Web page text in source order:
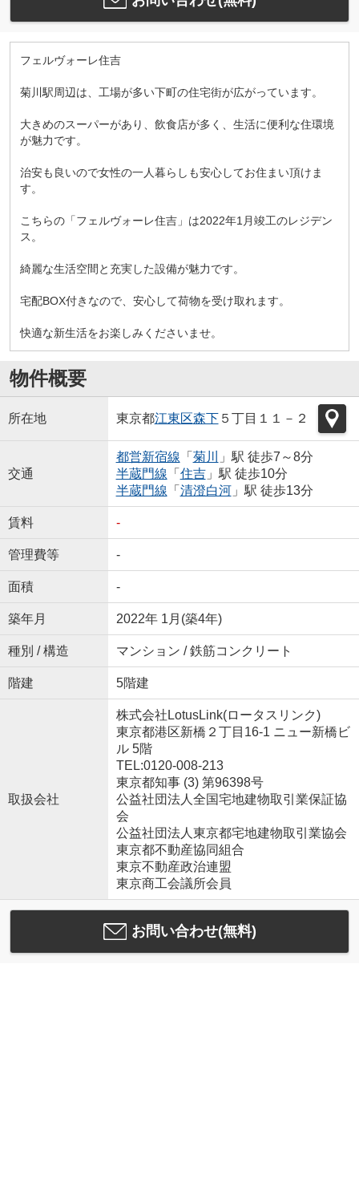
フェルヴォーレ住吉
菊川駅周辺は、工場が多い下町の住宅街が広がっています。
大きめのスーパーがあり、飲食店が多く、生活に便利な住環境
が魅力です。
治安も良いので女性の一人暮らしも安心してお住まい頂けま
す。
こちらの「フェルヴォーレ住吉」は2022年1月竣工のレジデン
ス。
綺麗な生活空間と充実した設備が魅力です。
宅配BOX付きなので、安心して荷物を受け取れます。
快適な新生活をお楽しみくださいませ。
物件概要
所在地 東京都江東区森下５丁目１１－２
交通
都営新宿線 「 菊川
」駅 徒歩7～8分
半蔵門線 「 住吉」駅 徒歩10分
半蔵門線 「 清澄白河」駅 徒歩13分
賃料 -
管理費等 -
面積 -
築年月 2022年 1月(築4年)
種別 / 構造 マンション / 鉄筋コンクリート
階建 5階建
取扱会社
株式会社LotusLink(ロータスリンク)
東京都港区新橋２丁目16-1 ニュー新橋ビ
ル 5階
TEL:0120-008-213
東京都知事 (3) 第96398号
公益社団法人全国宅地建物取引業保証協
会
公益社団法人東京都宅地建物取引業協会
東京都不動産協同組合
東京不動産政治連盟
東京商工会議所会員
お問い合わせ(無料)